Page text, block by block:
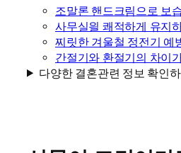
조말론 핸드크림으로 보
사무실읠 쾌적하게 유지
찌릿한 겨울철 정전기 예
간절기와 환절기의 차이
다양한 결혼관련 정보 확인